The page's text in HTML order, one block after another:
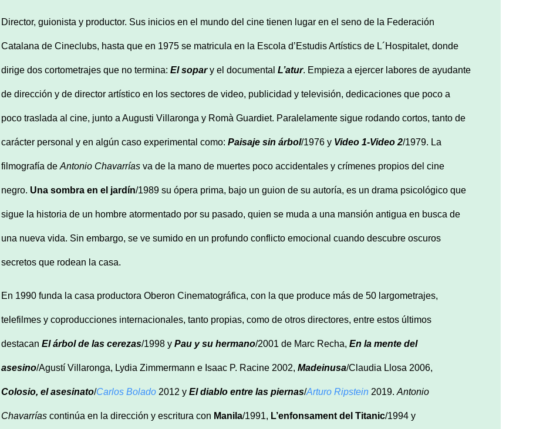
Director, guionista y productor. Sus inicios en el mundo del cine tienen lugar en el seno de la Federación
Catalana de Cineclubs, hasta que en 1975 se matricula en la Escola d’Estudis Artístics de L´Hospitalet, donde
dirige dos cortometrajes que no termina: El sopary el documental L’atur. Empieza a ejercer labores de ayudante
de dirección y de director artístico en los sectores de video, publicidad y televisión, dedicaciones que poco a
poco traslada al cine, junto a Augusti Villaronga y Romà Guardiet. Paralelamente sigue rodando cortos, tanto de
carácter personal y en algún caso experimental como: Paisaje sin árbol/1976 y Video 1-Video 2/1979. La
filmografía de Antonio Chavarrías va de la mano de muertes poco accidentales y crímenes propios del cine
negro. Una sombra en el jardín/1989 su ópera prima, bajo un guion de su autoría, es un drama psicológico que
sigue la historia de un hombre atormentado por su pasado, quien se muda a una mansión antigua en busca de
una nueva vida. Sin embargo, se ve sumido en un profundo conflicto emocional cuando descubre oscuros
secretos que rodean la casa.
En 1990 funda la casa productora Oberon Cinematográfica, con la que produce más de 50 largometrajes,
telefilmes y coproducciones internacionales, tanto propias, como de otros directores, entre estos últimos
destacan El árbol de las cerezas/1998 y Pau y su hermano/2001 de Marc Recha, En la mente del
asesino/Agustí Villaronga, Lydia Zimmermann e Isaac P. Racine 2002, Madeinusa/Claudia Llosa 2006,
Colosio, el asesinato/Carlos Bolado 2012 y El diablo entre las piernas/Arturo Ripstein 2019. Antonio
Chavarrías continúa en la dirección y escritura con Manila/1991, L’enfonsament del Titanic/1994 y